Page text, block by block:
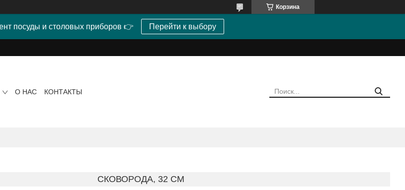
Корзина
посуды и столовых приборов 👉 Перейти к выбору
О НАС КОНТАКТЫ
СКОВОРОДА, 32 СМ